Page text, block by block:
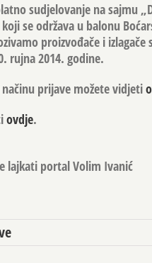
sudjelovanje na sajmu
se održava u balonu
proizvođače i
rujna 2014. godine.
prijave možete vidjeti
ovdje.
lajkati portal Volim Ivanić